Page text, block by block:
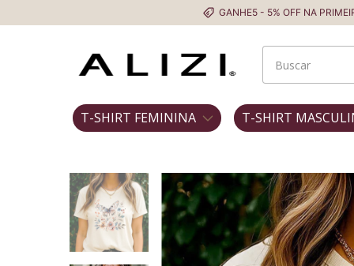
GANHE5 - 5% OFF NA PRIMEIRA COMPRA
T-SHIRT FEMININA T-SHIRT